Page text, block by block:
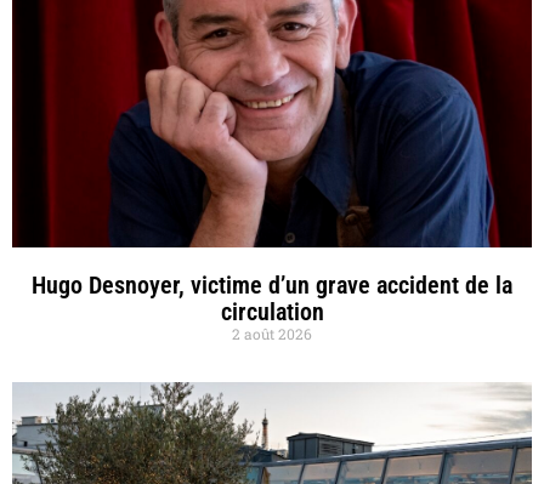
Hugo Desnoyer, victime d’un grave accident de la
circulation
2 août 2026